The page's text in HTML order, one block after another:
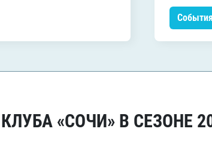
События
«СОЧИ» В СЕЗОНЕ